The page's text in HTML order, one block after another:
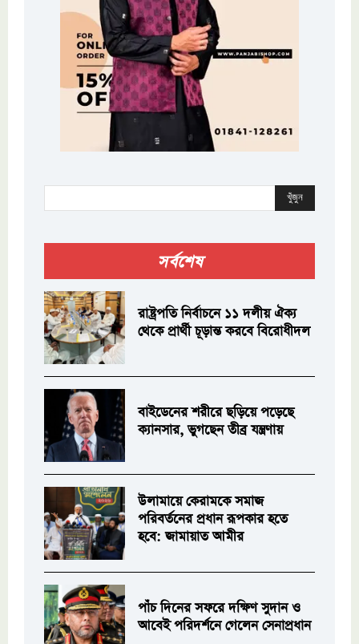
খুঁজুন
সর্বশেষ
রাষ্ট্রপতি নির্বাচনে ১১ দলীয় ঐক্য
থেকে প্রার্থী চূড়ান্ত করবে বিরোধীদল
বাইডেনের শরীরে ছড়িয়ে পড়েছে
ক্যানসার, ভুগছেন তীব্র যন্ত্রণায়
উলামায়ে কেরামকে সমাজ
পরিবর্তনের প্রধান রূপকার হতে
হবে: জামায়াত আমীর
পাঁচ দিনের সফরে দক্ষিণ সুদান ও
আবেই পরিদর্শনে গেলেন সেনাপ্রধান